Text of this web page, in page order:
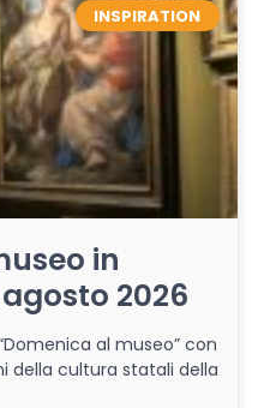
INSPIRATION
in
2026
al museo” con
della cultura statali della